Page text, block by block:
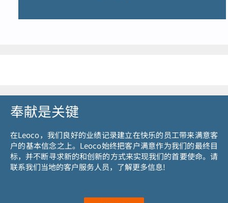
奉献是关键
在Leoco，我们良好的业绩记录建立在快乐的员工带来满意客
户的基本信念之上。Leoco始终把客户满意作为我们的最终目
标，并不断寻求新的和创新的方式来实现我们的首要使命。请
联系我们当地的客户服务人员，了解更多信息!